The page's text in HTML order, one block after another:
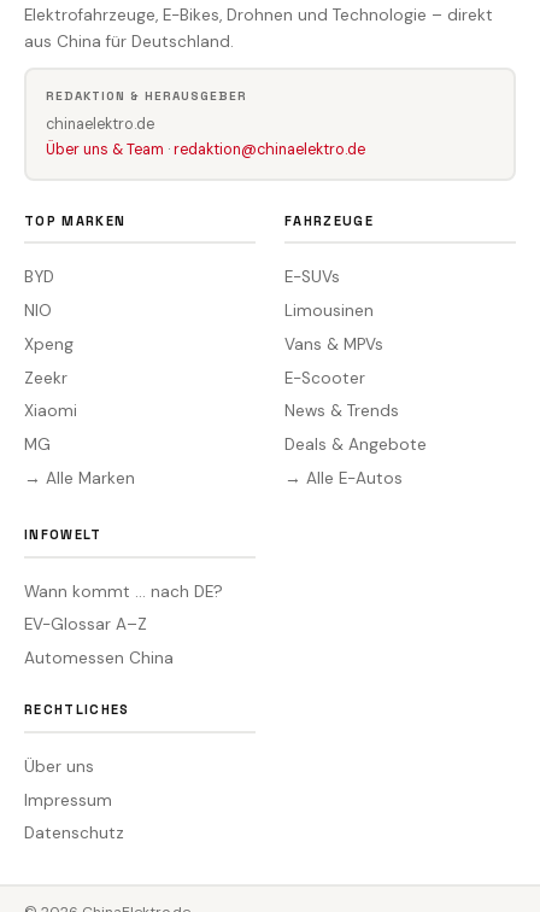
Elektrofahrzeuge, E-Bikes, Drohnen und Technologie – direkt
aus China für Deutschland.
REDAKTION & HERAUSGEBER
chinaelektro.de
Über uns & Team ·redaktion@chinaelektro.de
TOP MARKEN
BYD
NIO
Xpeng
Zeekr
Xiaomi
MG
→ Alle Marken
FAHRZEUGE
E-SUVs
Limousinen
Vans & MPVs
E-Scooter
News & Trends
Deals & Angebote
→ Alle E-Autos
INFOWELT
Wann kommt … nach DE?
EV-Glossar A–Z
Automessen China
RECHTLICHES
Über uns
Impressum
Datenschutz